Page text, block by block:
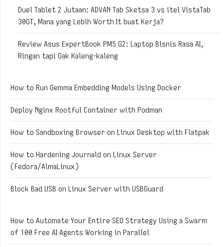
Duel Tablet 2 Jutaan: ADVAN Tab Sketsa 3 vs itel VistaTab
30GT, Mana yang Lebih Worth It buat Kerja?
Review Asus ExpertBook PM5 G2: Laptop Bisnis Rasa AI,
Ringan tapi Gak Kaleng-kaleng
How to Run Gemma Embedding Models Using Docker
Deploy Nginx Rootful Container with Podman
How to Sandboxing Browser on Linux Desktop with Flatpak
How to Hardening Journald on Linux Server
(Fedora/AlmaLinux)
Block Bad USB on Linux Server with USBGuard
How to Automate Your Entire SEO Strategy Using a Swarm
of 100 Free AI Agents Working in Parallel